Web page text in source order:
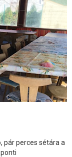
pár perces sétára a